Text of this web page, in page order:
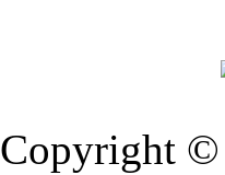
Copyright ©